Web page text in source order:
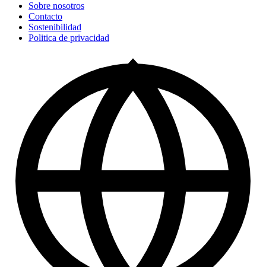
Sobre nosotros
Contacto
Sostenibilidad
Politica de privacidad